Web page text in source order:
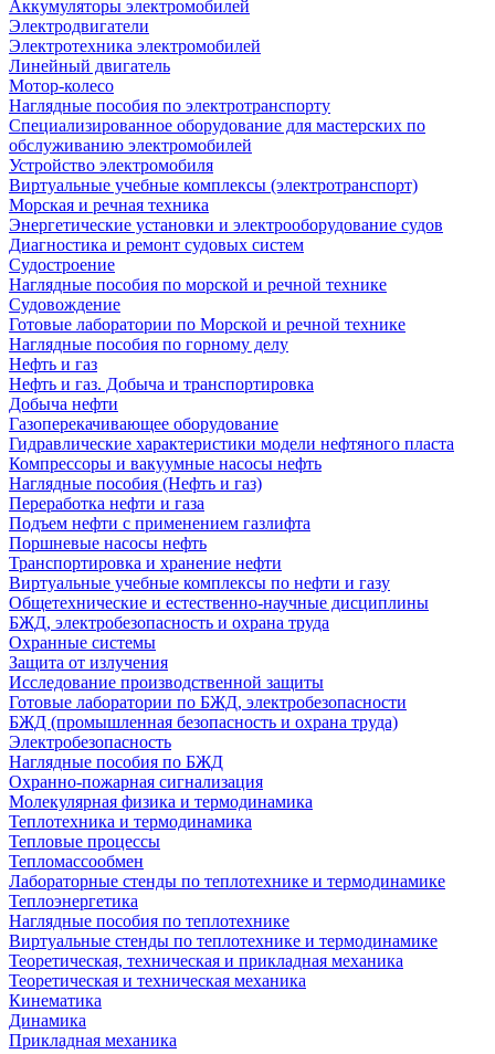
Аккумуляторы электромобилей
Электродвигатели
Электротехника электромобилей
Линейный двигатель
Мотор-колесо
Наглядные пособия по электротранспорту
Специализированное оборудование для мастерских по
обслуживанию электромобилей
Устройство электромобиля
Виртуальные учебные комплексы (электротранспорт)
Морская и речная техника
Энергетические установки и электрооборудование судов
Диагностика и ремонт судовых систем
Судостроение
Наглядные пособия по морской и речной технике
Судовождение
Готовые лаборатории по Морской и речной технике
Наглядные пособия по горному делу
Нефть и газ
Нефть и газ. Добыча и транспортировка
Добыча нефти
Газоперекачивающее оборудование
Гидравлические характеристики модели нефтяного пласта
Компрессоры и вакуумные насосы нефть
Наглядные пособия (Нефть и газ)
Переработка нефти и газа
Подъем нефти с применением газлифта
Поршневые насосы нефть
Транспортировка и хранение нефти
Виртуальные учебные комплексы по нефти и газу
Общетехнические и естественно-научные дисциплины
БЖД, электробезопасность и охрана труда
Охранные системы
Защита от излучения
Исследование производственной защиты
Готовые лаборатории по БЖД, электробезопасности
БЖД (промышленная безопасность и охрана труда)
Электробезопасность
Наглядные пособия по БЖД
Охранно-пожарная сигнализация
Молекулярная физика и термодинамика
Теплотехника и термодинамика
Тепловые процессы
Тепломассообмен
Лабораторные стенды по теплотехнике и термодинамике
Теплоэнергетика
Наглядные пособия по теплотехнике
Виртуальные стенды по теплотехнике и термодинамике
Теоретическая, техническая и прикладная механика
Теоретическая и техническая механика
Кинематика
Динамика
Прикладная механика